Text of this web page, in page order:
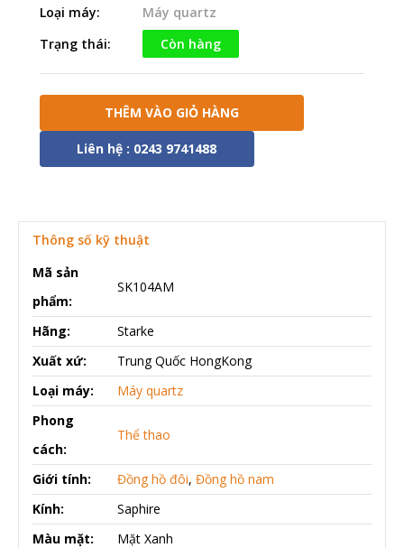
Loại máy:
Máy quartz
Trạng thái:
Còn hàng
THÊM VÀO GIỎ HÀNG
Liên hệ : 0243 9741488
Thông số kỹ thuật
Mã sản
phẩm:
SK104AM
Hãng:
Starke
Xuất xứ:
Trung Quốc HongKong
Loại máy:
Máy quartz
Phong
cách:
Thể thao
Giới tính: Đồng hồ đôi, Đồng hồ nam
Kính:
Saphire
Màu mặt:
Mặt Xanh